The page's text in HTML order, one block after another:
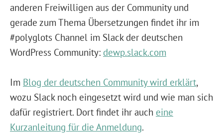
anderen Freiwilligen aus der Community und
gerade zum Thema Übersetzungen findet ihr im
#polyglots Channel im Slack der deutschen
WordPress Community: dewp.slack.com
Im Blog der deutschen Community wird erklärt,
wozu Slack noch eingesetzt wird und wie man sich
dafür registriert. Dort findet ihr auch eine
Kurzanleitung für die Anmeldung.